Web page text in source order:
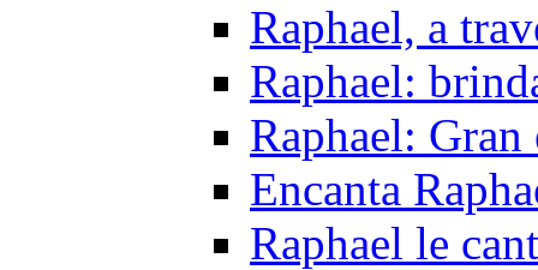
Raphael, a
Raphael:
Raphael:
Encanta
Raphael le